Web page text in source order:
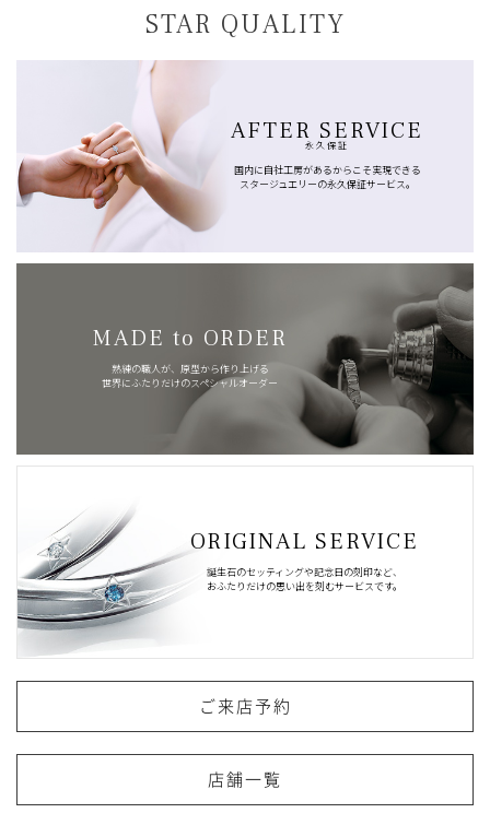
STAR QUALITY
AFTER SERVICE
永久保証
国内に自社工房があるからこそ実現できる
スタージュエリーの永久保証サービス。
MADE to ORDER
熟練の職人が、原型から作り上げる
世界にふたりだけのスペシャルオーダー
ORIGINAL SERVICE
誕生石のセッティングや記念日の刻印など、
おふたりだけの思い出を刻むサービスです。
ご来店予約
店舗一覧